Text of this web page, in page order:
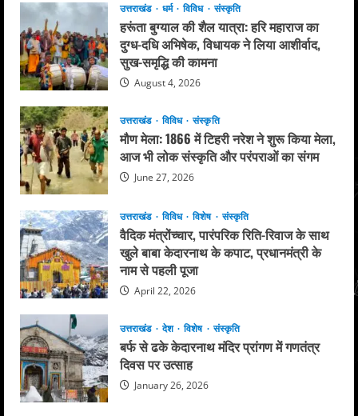
उत्तराखंड धर्म विविध संस्कृति
हरूंता बुग्याल की शैल यात्रा: हरि महाराज का
दुग्ध-दधि अभिषेक, विधायक ने लिया आशीर्वाद,
सुख-समृद्धि की कामना
August 4, 2026
उत्तराखंड विविध संस्कृति
मौण मेला: 1866 में टिहरी नरेश ने शुरू किया मेला,
आज भी लोक संस्कृति और परंपराओं का संगम
June 27, 2026
उत्तराखंड विविध विशेष संस्कृति
वैदिक मंत्रोंच्चार, पारंपरिक रिति-रिवाज के साथ
खुले बाबा केदारनाथ के कपाट, प्रधानमंत्री के
नाम से पहली पूजा
April 22, 2026
उत्तराखंड देश विशेष संस्कृति
बर्फ से ढके केदारनाथ मंदिर प्रांगण में गणतंत्र
दिवस पर उत्साह
January 26, 2026